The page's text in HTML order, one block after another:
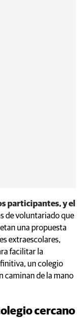
participantes, y el
de voluntariado que
una propuesta
extraescolares,
facilitar la
un colegio
caminan de la mano
cercano